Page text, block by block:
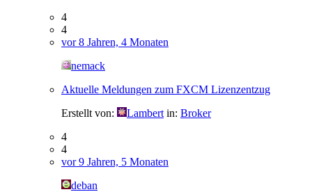
4
4
vor 8 Jahren, 4 Monaten
nemack
Aktuelle Meldungen zum FXCM Lizenzentzug
Erstellt von:
Lambert in: Broker
4
4
vor 9 Jahren, 5 Monaten
deban